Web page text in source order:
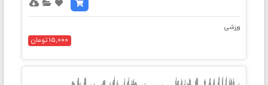
ورزشی
15,000 تومان